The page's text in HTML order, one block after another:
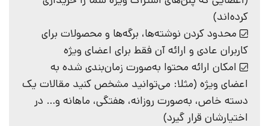
کرده‌اند)
محدود کردن نوشته‌ها، برگه‌ها و محصولات برای
کاربران عادی و ارائه آن فقط برای اعضای ویژه
امکان ارائه محتوا به‌صورت زمان‌بندی شده به
اعضای ویژه (مثلا: می‌توانید مشخص کنید مقالات یک
دسته خاص، به‌صورت روزانه، هفتگی، ماهانه و… در
اختیارشان قرار گیرد)